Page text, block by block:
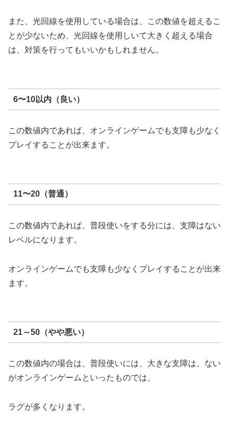
また、光回線を使用している場合は、この数値を超えるこ
とが少ないため、光回線を使用しいて大きく超える場合
は、対策を行ってもいいかもしれません。
6〜10以内（良い）
この数値内であれば、オンラインゲームでも支障も少なく
プレイすることが出来ます。
11〜20（普通）
この数値内であれば、普段使いをする分には、支障はない
レベルになります。
オンラインゲームでも支障も少なくプレイすることが出来
ます。
21～50（やや悪い）
この数値内の場合は、普段使いには、大きな支障は、ない
がオンラインゲームといったものでは、
ラグが多くなります。